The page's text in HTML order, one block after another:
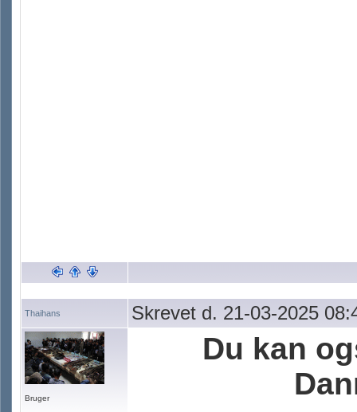
Thaihans Skrevet d. 21-03-2025
Bruger
Du kan